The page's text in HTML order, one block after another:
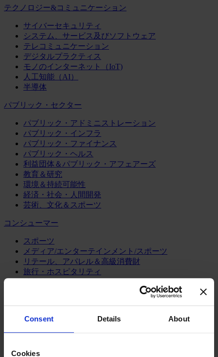
Consent Details About
Cookies
テクノロジー&コミュニケーション
サイバーセキュリティ
システム、サービス及びソフトウェア
テレコミュニケーション
デジタルプラクティス
モノのインターネット（IoT)
人工知能（AI）
半導体
パブリック・セクター
パブリック・アドミニストレーション
パブリック・インフラ
パブリック・ファイナンス
パブリック・ヘルス
利益団体＆パブリック・アフェアーズ
教育＆研究
環境＆持続可能性
経済・社会・人間開発
芸術、文化＆スポーツ
コンシューマー
スポーツ
メディア/エンターテインメント/スポーツ
リテール、アパレル＆高級消費財
旅行・ホスピタリティ
エネルギー